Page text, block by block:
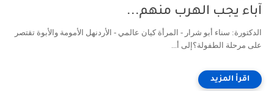
آباء يجب الهرب منهم...
الدكتورة: سناء أبو شرار - المرأة كيان عالمي - الأردنهل الأمومة والأبوة تقتصر
على مرحلة الطفولة؟إلى أ...